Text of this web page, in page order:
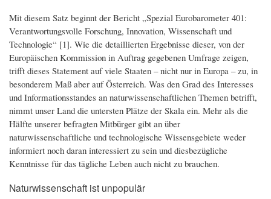
Mit diesem Satz beginnt der Bericht „Spezial Eurobarometer 401:
Verantwortungsvolle Forschung, Innovation, Wissenschaft und
Technologie“ [1]. Wie die detaillierten Ergebnisse dieser, von der
Europäischen Kommission in Auftrag gegebenen Umfrage zeigen,
trifft dieses Statement auf viele Staaten – nicht nur in Europa – zu, in
besonderem Maß aber auf Österreich. Was den Grad des Interesses
und Informationsstandes an naturwissenschaftlichen Themen betrifft,
nimmt unser Land die untersten Plätze der Skala ein. Mehr als die
Hälfte unserer befragten Mitbürger gibt an über
naturwissenschaftliche und technologische Wissensgebiete weder
informiert noch daran interessiert zu sein und diesbezügliche
Kenntnisse für das tägliche Leben auch nicht zu brauchen.
Naturwissenschaft ist unpopulär